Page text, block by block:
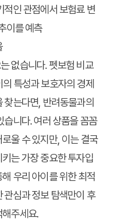
적인 관점에서 보험료 변
이를 예측
없습니다. 펫보험 비교
특성과 보호자의 경제
찾는다면, 반려동물과의
습니다. 여러 상품을 꼼꼼
울 수 있지만, 이는 결국
는 가장 중요한 투자입
해 우리 아이를 위한 최적
관심과 정보 탐색만이 후
주세요.